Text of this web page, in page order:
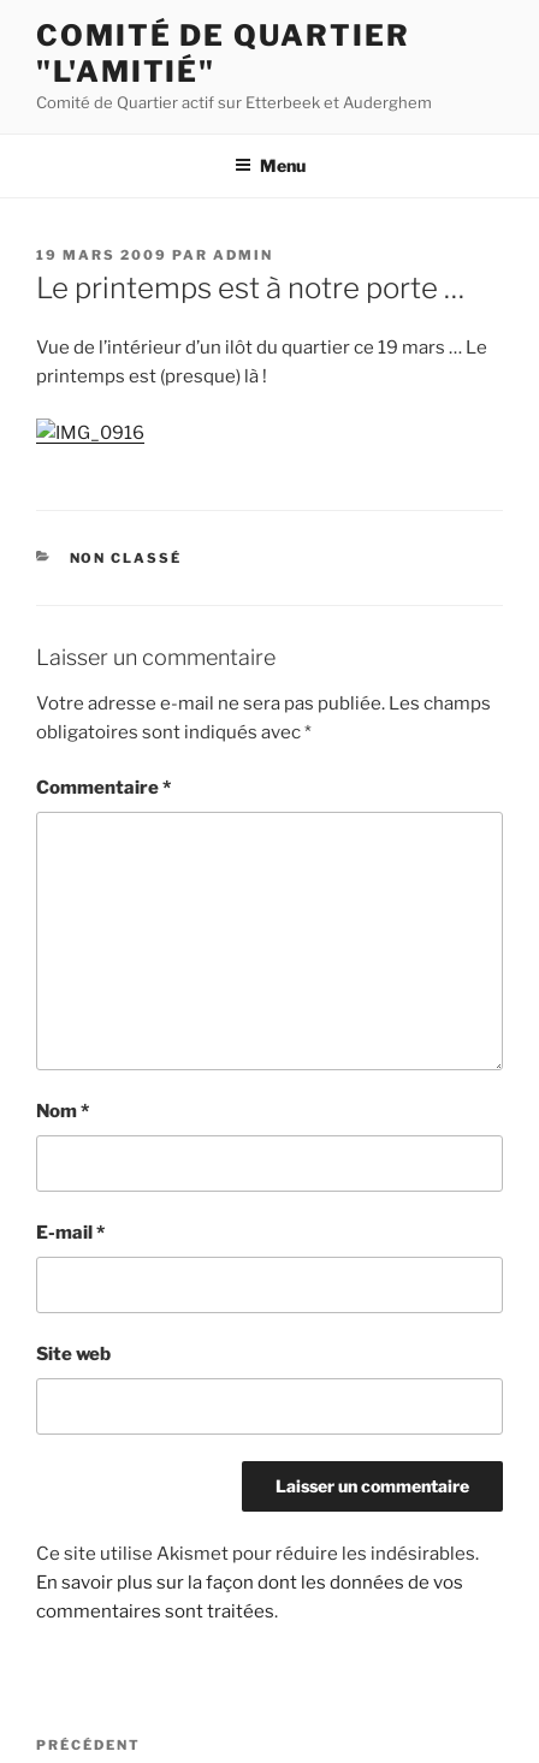
contenu
principal
COMITÉ DE QUARTIER
"L'AMITIÉ"
Comité de Quartier actif sur Etterbeek et Auderghem
Menu
PUBLIÉ
LE
19 MARS 2009 PAR ADMIN
Le printemps est à notre porte …
Vue de l’intérieur d’un ilôt du quartier ce 19 mars … Le
printemps est (presque) là !
CATÉGORIES
NON CLASSÉ
Laisser un commentaire
Votre adresse e-mail ne sera pas publiée. Les champs
obligatoires sont indiqués avec*
Commentaire*
Nom*
E-mail*
Site web
Ce site utilise Akismet pour réduire les indésirables.
En savoir plus sur la façon dont les données de vos
commentaires sont traitées.
Navigation
Article
PRÉCÉDENT